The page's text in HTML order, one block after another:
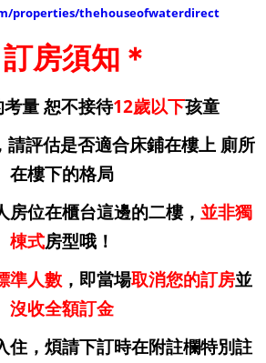
properties/thehouseofwaterdirect
訂房須知＊
量 恕不接待12歲以下孩童
請評估是否適合床鋪在樓上 廁所
在樓下的格局
房位在櫃台這邊的二樓， 並非獨
棟式房型哦！
準人數 ， 即當場取消您的訂房並
沒收全額訂金
住， 煩請下訂時在附註欄特別註